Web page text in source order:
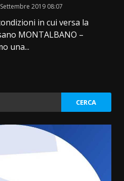
2019 08:07
in cui versa la
MONTALBANO –
una...